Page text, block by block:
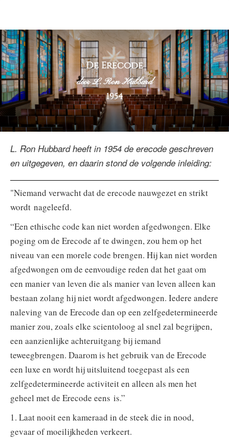
De Erecode
door L. Ron Hubbard
1954
L. Ron Hubbard heeft in 1954 de erecode geschreven
en uitgegeven, en daarin stond de volgende inleiding:
"Niemand verwacht dat de erecode nauwgezet en strikt
wordt nageleefd.
“Een ethische code kan niet worden afgedwongen. Elke
poging om de Erecode af te dwingen, zou hem op het
niveau van een morele code brengen. Hij kan niet worden
afgedwongen om de eenvoudige reden dat het gaat om
een manier van leven die als manier van leven alleen kan
bestaan zolang hij niet wordt afgedwongen. Iedere andere
naleving van de Erecode dan op een zelfgedetermineerde
manier zou, zoals elke scientoloog al snel zal begrijpen,
een aanzienlijke achteruitgang bij iemand
teweegbrengen. Daarom is het gebruik van de Erecode
een luxe en wordt hij uitsluitend toegepast als een
zelfgedetermineerde activiteit en alleen als men het
geheel met de Erecode eens is.”
1. Laat nooit een kameraad in de steek die in nood,
gevaar of moeilijkheden verkeert.